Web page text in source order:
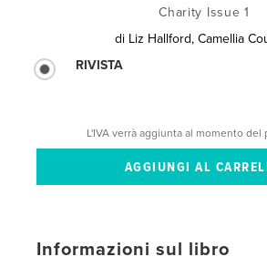
Charity Issue 1
di Liz Hallford, Camellia
RIVISTA
L'IVA verrà aggiunta al momento del
Informazioni sul libro